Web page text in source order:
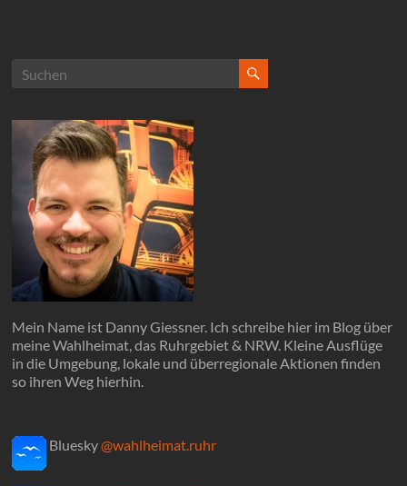
Mein Name ist Danny Giessner. Ich schreibe hier im Blog über
meine Wahlheimat, das Ruhrgebiet & NRW. Kleine Ausflüge
in die Umgebung, lokale und überregionale Aktionen finden
so ihren Weg hierhin.
Bluesky@wahlheimat.ruhr